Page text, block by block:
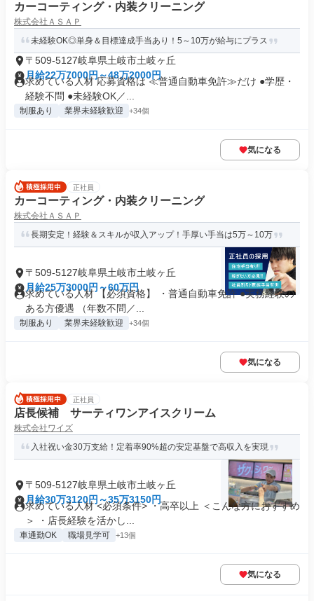
カーコーティング・内装クリーニング
株式会社ＡＳＡＰ
未経験OK◎単身＆目標達成手当あり！5～10万が給与にプラス
〒509-5127岐阜県土岐市土岐ヶ丘
月給22万7000円～48万2000円
求めている人材 応募資格は ≪普通自動車免許≫だけ ●学歴・
経験不問 ●未経験OK／...
制服あり 業界未経験歓迎 +34個
気になる
正社員
カーコーティング・内装クリーニング
株式会社ＡＳＡＰ
長期安定！経験＆スキルが収入アップ！手厚い手当は5万～10万
〒509-5127岐阜県土岐市土岐ヶ丘
月給25万3000円～60万円
求めている人材 【必須資格】 ・普通自動車免許 ●実務経験の
ある方優遇 （年数不問／...
制服あり 業界未経験歓迎 +34個
気になる
正社員
店長候補 サーティワンアイスクリーム
株式会社ワイズ
入社祝い金30万支給！定着率90%超の安定基盤で高収入を実現
〒509-5127岐阜県土岐市土岐ヶ丘
月給30万3120円～35万3150円
求めている人材 <必須条件> ・高卒以上 ＜こんな方におすすめ
＞ ・店長経験を活かし...
車通勤OK 職場見学可 +13個
気になる